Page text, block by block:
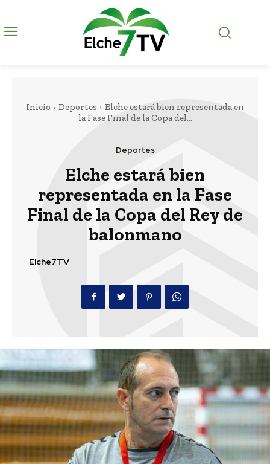
Inicio Deportes
Elche estará bien representada en
la Fase Final de la Copa del...
Deportes
Elche estará bien
representada en la Fase
Final de la Copa del Rey de
balonmano
Elche7TV